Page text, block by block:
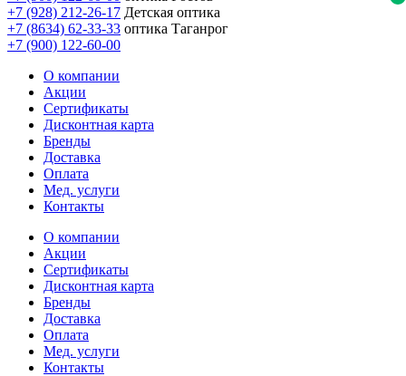
+7 (928) 212-26-17 Детская оптика
+7 (8634) 62-33-33 оптика Таганрог
+7 (900) 122-60-00
О компании
Акции
Сертификаты
Дисконтная карта
Бренды
Доставка
Оплата
Мед. услуги
Контакты
О компании
Акции
Сертификаты
Дисконтная карта
Бренды
Доставка
Оплата
Мед. услуги
Контакты